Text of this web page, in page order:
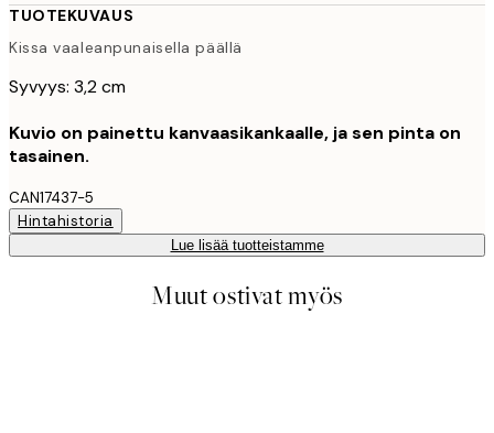
TUOTEKUVAUS
Kissa vaaleanpunaisella päällä
Syvyys: 3,2 cm
Kuvio on painettu kanvaasikankaalle, ja sen pinta on
tasainen.
CAN17437-5
Hintahistoria
Lue lisää tuotteistamme
Muut ostivat myös